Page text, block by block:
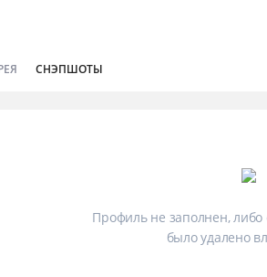
СНЭПШОТЫ
Профиль не заполнен,
было удалено